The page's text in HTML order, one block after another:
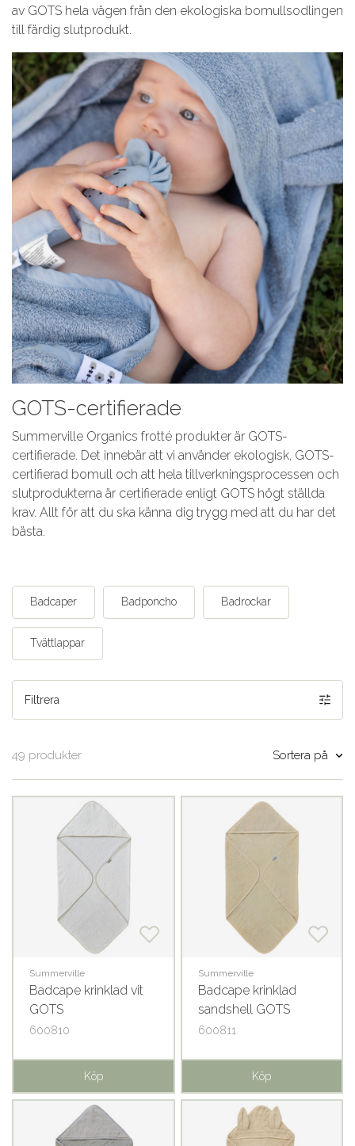
av GOTS hela vägen från den ekologiska bomullsodlingen
till färdig slutprodukt.
GOTS-certifierade
Summerville Organics frotté produkter är GOTS-
certifierade. Det innebär att vi använder ekologisk, GOTS-
certifierad bomull och att hela tillverkningsprocessen och
slutprodukterna är certifierade enligt GOTS högt ställda
krav. Allt för att du ska känna dig trygg med att du har det
bästa.
Badcaper Badponcho Badrockar
Tvättlappar
Filtrera
49 produkter Sortera på
Summerville
Badcape krinklad vit
GOTS
600810
Köp
Summerville
Badcape krinklad
sandshell GOTS
600811
Köp